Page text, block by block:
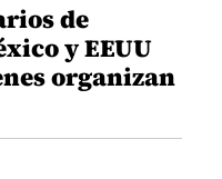
de
y EEUU
organizan